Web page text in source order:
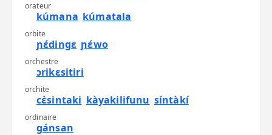
orateur
kúmana kúmatala
orbite
ɲɛ́dingɛ ɲɛ́wo
orchestre
ɔrikɛsitiri
orchite
cɛ̀sintaki kàyakilifunu síntàkí
ordinaire
gánsan